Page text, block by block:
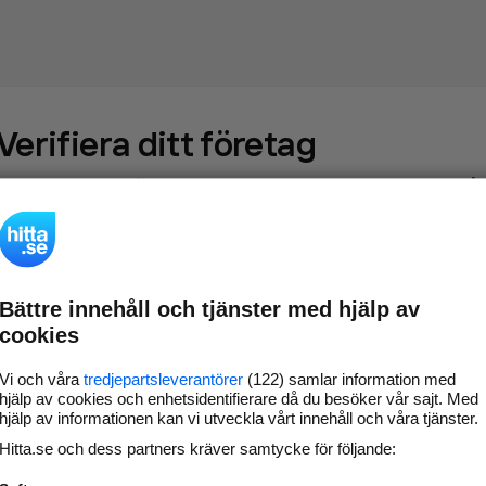
ditt företag
som69 549företag - ta kontroll över din företagssida på
hitta.se och syns bättre mot kunder i ditt närområde. Helt
kostnadsfritt.
Uppdatera din
företagsinformation
Svara på och hantera dina
Gå vidare
Bättre innehåll och tjänster med hjälp av
cookies
Vi och våra tredjepartsleverantörer (122) samlar information med
hjälp av cookies och enhetsidentifierare då du besöker vår sajt. Med
hjälp av informationen kan vi utveckla vårt innehåll och våra tjänster.
Hitta.se och dess partners kräver samtycke för följande: